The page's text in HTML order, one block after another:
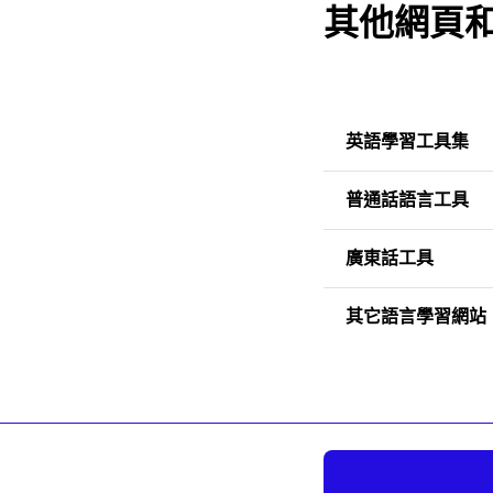
其他網頁
英語學習工具集
普通話語言工具
廣東話工具
其它語言學習網站